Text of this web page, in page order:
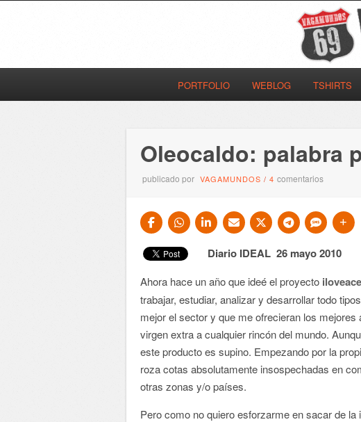
PORTFOLIO WEBLOG TSHIRTS
Oleocaldo: palabra
publicado por VAGAMUNDOS /4comentarios
Diario IDEAL 26 mayo 2010
Ahora hace un año que ideé el proyecto
trabajar, estudiar, analizar y desarrollar todo
mejor el sector y que me ofrecieran los
virgen extra a cualquier rincón del mundo.
este producto es supino. Empezando por la
roza cotas absolutamente insospechadas en
otras zonas y/o países.
Pero como no quiero esforzarme en sacar de